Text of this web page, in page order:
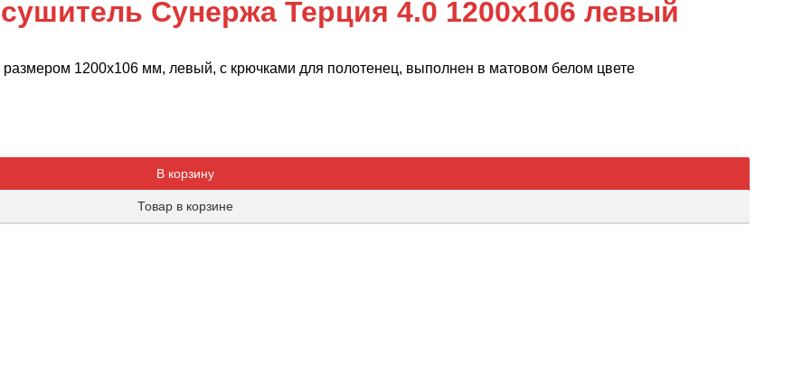
Сунержа Терция 4.0 1200х106 левый
1200х106 мм, левый, с крючками для полотенец, выполнен в матовом белом цвете
В корзину
Товар в корзине